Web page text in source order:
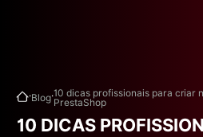
.Blog.10 dicas profissionais para criar
PrestaShop
10 DICAS